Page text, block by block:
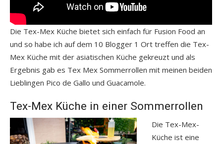
Die Tex-Mex Küche bietet sich einfach für Fusion Food an
und so habe ich auf dem 10 Blogger 1 Ort treffen die Tex-
Mex Küche mit der asiatischen Küche gekreuzt und als
Ergebnis gab es Tex Mex Sommerrollen mit meinen beiden
Lieblingen Pico de Gallo und Guacamole.
Tex-Mex Küche in einer Sommerrollen
Die Tex-Mex-
Küche ist eine